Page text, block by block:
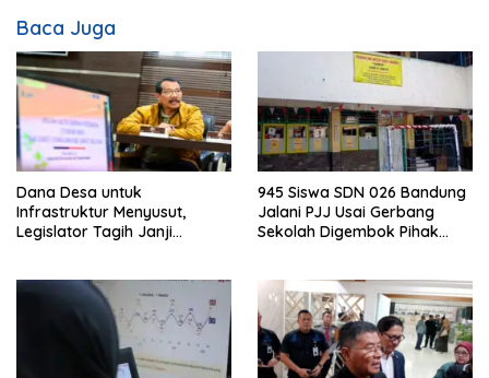
Baca Juga
Dana Desa untuk
Infrastruktur Menyusut,
Legislator Tagih Janji
945 Siswa SDN 026 Bandung
Jalani PJJ Usai Gerbang
Sekolah Digembok Pihak